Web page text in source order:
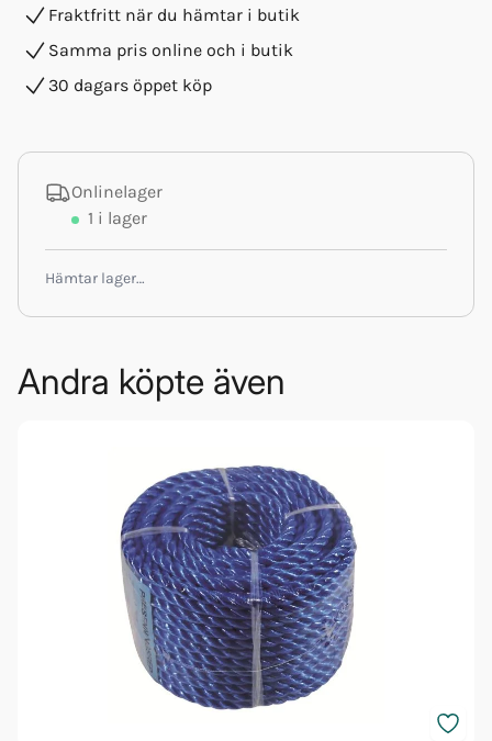
Fraktfritt när du hämtar i butik
Samma pris online och i butik
30 dagars öppet köp
Onlinelager
1 i lager
Hämtar lager…
Andra köpte även